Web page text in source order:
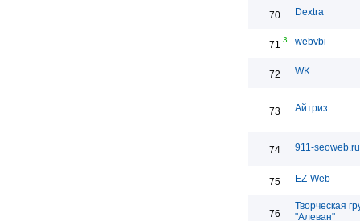
70 Dextra
71 3 webvbi
72 WK
73 Айтриз
74 911-seoweb.ru
75 EZ-Web
76
Творческая
"Алеван"